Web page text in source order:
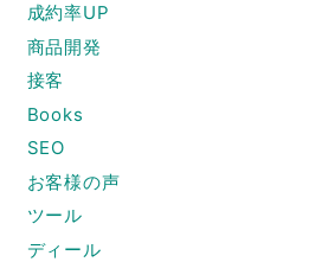
成約率UP
商品開発
接客
Books
SEO
お客様の声
ツール
ディール